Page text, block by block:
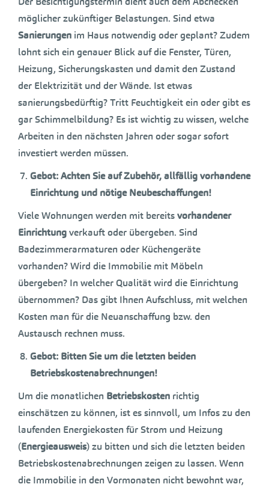
möglicher zukünftiger Belastungen. Sind etwa
Sanierungen im Haus notwendig oder geplant? Zudem
lohnt sich ein genauer Blick auf die Fenster, Türen,
Heizung, Sicherungskasten und damit den Zustand
der Elektrizität und der Wände. Ist etwas
sanierungsbedürftig? Tritt Feuchtigkeit ein oder gibt es
gar Schimmelbildung? Es ist wichtig zu wissen, welche
Arbeiten in den nächsten Jahren oder sogar sofort
investiert werden müssen.
Gebot: Achten Sie auf Zubehör, allfällig vorhandene
Einrichtung und nötige Neubeschaffungen!
Viele Wohnungen werden mit bereitsvorhandener
Einrichtungverkauft oder übergeben. Sind
Badezimmerarmaturen oder Küchengeräte
vorhanden? Wird die Immobilie mit Möbeln
übergeben? In welcher Qualität wird die Einrichtung
übernommen? Das gibt Ihnen Aufschluss, mit welchen
Kosten man für die Neuanschaffung bzw. den
Austausch rechnen muss.
Gebot: Bitten Sie um die letzten beiden
Betriebskostenabrechnungen!
Um die monatlichen Betriebskosten richtig
einschätzen zu können, ist es sinnvoll, um Infos zu den
laufenden Energiekosten für Strom und Heizung
(Energieausweis) zu bitten und sich die letzten beiden
Betriebskostenabrechnungen zeigen zu lassen. Wenn
die Immobilie in den Vormonaten nicht bewohnt war,